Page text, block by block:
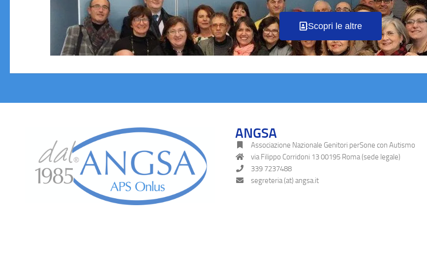
Scopri le altre
ANGSA
Associazione Nazionale Genitori perSone con Autismo
via Filippo Corridoni 13 00195 Roma (sede legale)
339 7237488
segreteria (at) angsa.it